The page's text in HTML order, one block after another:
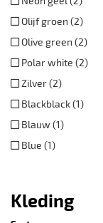
Olijf groen (2)
Olive green (2)
Polar white (2)
Zilver (2)
Blackblack (1)
Blauw (1)
Blue (1)
Kleding